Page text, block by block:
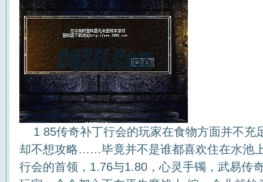
1 85传奇补丁行会的玩家在食物方面并不充
却不想攻略……毕竟并不是谁都喜欢住在水池
行会的首领，1.76与1.80，心灵手镯，武易传